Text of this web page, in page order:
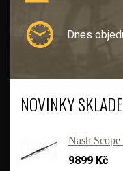
Dnes
NOVINKY
Nash
9899 Kč